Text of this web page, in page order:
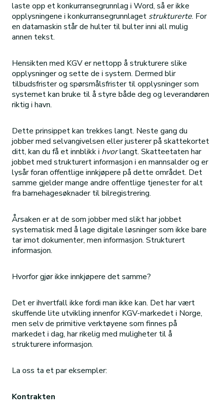
laste opp et konkurransegrunnlag i Word, så er ikke
opplysningene i konkurransegrunnlaget strukturerte. For
en datamaskin står de hulter til bulter inni all mulig
annen tekst.
Hensikten med KGV er nettopp å strukturere slike
opplysninger og sette de i system. Dermed blir
tilbudsfrister og spørsmålsfrister til opplysninger som
systemet kan bruke til å styre både deg og leverandøren
riktig i havn.
Dette prinsippet kan trekkes langt. Neste gang du
jobber med selvangivelsen eller justerer på skattekortet
ditt, kan du få et innblikk i hvorlangt. Skatteetaten har
jobbet med strukturert informasjon i en mannsalder og er
lysår foran offentlige innkjøpere på dette området. Det
samme gjelder mange andre offentlige tjenester for alt
fra barnehagesøknader til bilregistrering.
Årsaken er at de som jobber med slikt har jobbet
systematisk med å lage digitale løsninger som ikke bare
tar imot dokumenter, men informasjon. Strukturert
informasjon.
Hvorfor gjør ikke innkjøpere det samme?
Det er ihvertfall ikke fordi man ikke kan. Det har vært
skuffende lite utvikling innenfor KGV-markedet i Norge,
men selv de primitive verktøyene som finnes på
markedet i dag, har rikelig med muligheter til å
strukturere informasjon.
La oss ta et par eksempler:
Kontrakten